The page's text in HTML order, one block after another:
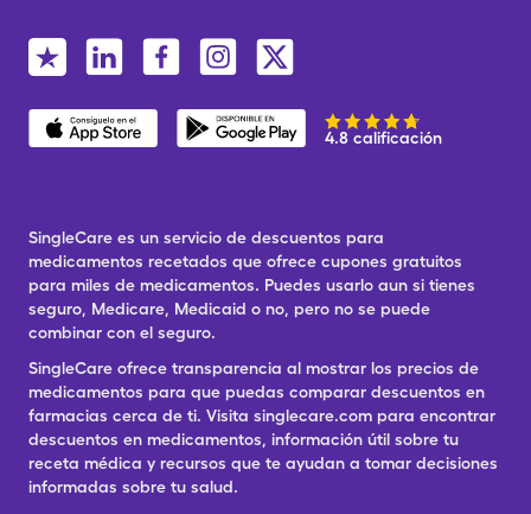
4.8 calificación
SingleCare es un servicio de descuentos para
medicamentos recetados que ofrece cupones gratuitos
para miles de medicamentos. Puedes usarlo aun si tienes
seguro, Medicare, Medicaid o no, pero no se puede
combinar con el seguro.
SingleCare ofrece transparencia al mostrar los precios de
medicamentos para que puedas comparar descuentos en
farmacias cerca de ti. Visita singlecare.com para encontrar
descuentos en medicamentos, información útil sobre tu
receta médica y recursos que te ayudan a tomar decisiones
informadas sobre tu salud.